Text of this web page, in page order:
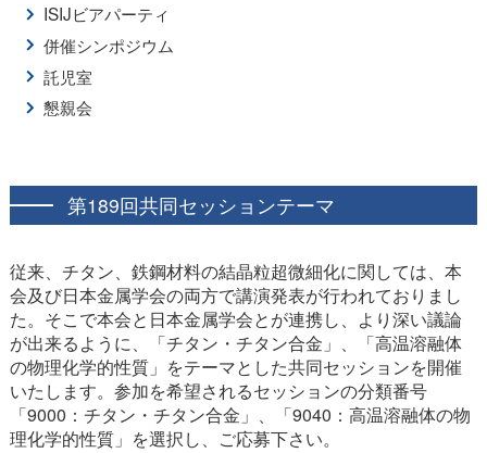
ISIJビアパーティ
併催シンポジウム
託児室
懇親会
第189回共同セッションテーマ
従来、チタン、鉄鋼材料の結晶粒超微細化に関しては、本
会及び日本金属学会の両方で講演発表が行われておりまし
た。そこで本会と日本金属学会とが連携し、より深い議論
が出来るように、「チタン・チタン合金」、「高温溶融体
の物理化学的性質」をテーマとした共同セッションを開催
いたします。参加を希望されるセッションの分類番号
「9000：チタン・チタン合金」、「9040：高温溶融体の物
理化学的性質」を選択し、ご応募下さい。